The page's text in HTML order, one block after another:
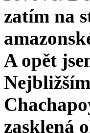
zatím na
A opět
zasklená